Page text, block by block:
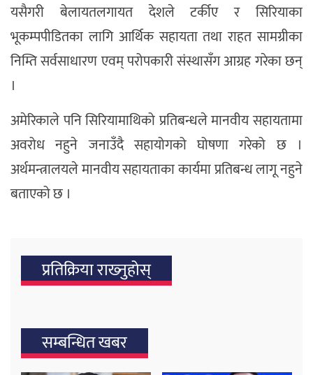
यसैगरी बेलायतलगायत देशले टर्कीए र सिरियाका
भूकम्पपीडितका लागि आर्थिक सहायता तथा राहत सामग्रीका
निम्ति सर्वसाधारण एवम् परोपकारी संस्थासँग आग्रह गरेका छन्
।
अमेरिकाले पनि सिरियामाथिको प्रतिबन्धले मानवीय सहायतामा
अवरोध नहुने जनाउँदै सहायोगको घोषणा गरेको छ ।
अर्थमन्त्रालयले मानवीय सहायताका कार्यमा प्रतिबन्ध लागू नहुने
बताएको छ ।
प्रतिक्रिया राख्‍नुहोस्
सम्बन्धित खबर